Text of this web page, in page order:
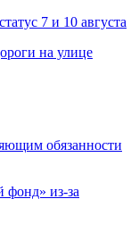
7 и 10 августа
на улице
обязанности
фонд» из‑за